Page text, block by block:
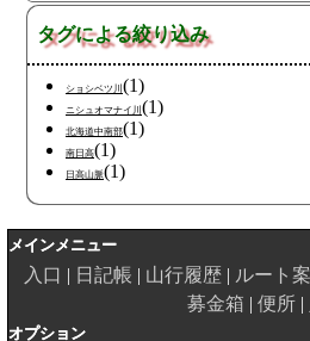
タグによる絞り込み
ショシベツ川(1)
ニシュオマナイ川(1)
北海道中南部(1)
南日高(1)
日高山脈(1)
メインメニュー
入口 日記帳 山行履歴 ルート
募金箱
便所
オプション